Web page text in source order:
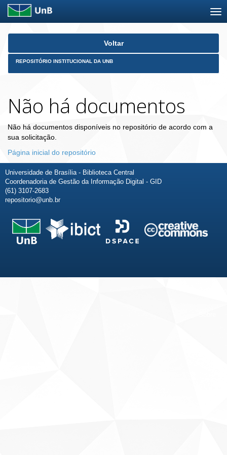
Skip
Voltar
REPOSITÓRIO INSTITUCIONAL DA UNB
Não há documentos
Não há documentos disponíveis no repositório de acordo com a
sua solicitação.
Página inicial do repositório
Universidade de Brasília - Biblioteca Central
Coordenadoria de Gestão da Informação Digital - GID
(61) 3107-2683
repositorio@unb.br